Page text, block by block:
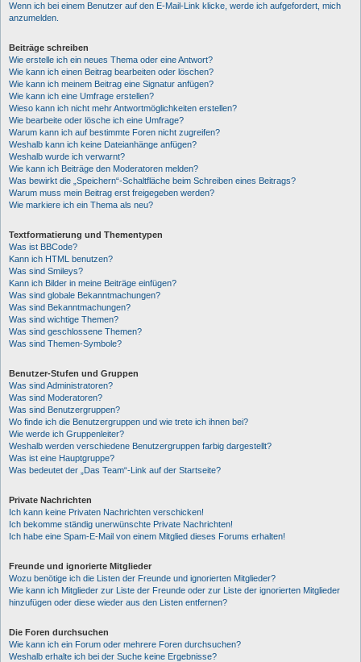
Wenn ich bei einem Benutzer auf den E-Mail-Link klicke, werde ich aufgefordert, mich
anzumelden.
Beiträge schreiben
Wie erstelle ich ein neues Thema oder eine Antwort?
Wie kann ich einen Beitrag bearbeiten oder löschen?
Wie kann ich meinem Beitrag eine Signatur anfügen?
Wie kann ich eine Umfrage erstellen?
Wieso kann ich nicht mehr Antwortmöglichkeiten erstellen?
Wie bearbeite oder lösche ich eine Umfrage?
Warum kann ich auf bestimmte Foren nicht zugreifen?
Weshalb kann ich keine Dateianhänge anfügen?
Weshalb wurde ich verwarnt?
Wie kann ich Beiträge den Moderatoren melden?
Was bewirkt die „Speichern“-Schaltfläche beim Schreiben eines Beitrags?
Warum muss mein Beitrag erst freigegeben werden?
Wie markiere ich ein Thema als neu?
Textformatierung und Thementypen
Was ist BBCode?
Kann ich HTML benutzen?
Was sind Smileys?
Kann ich Bilder in meine Beiträge einfügen?
Was sind globale Bekanntmachungen?
Was sind Bekanntmachungen?
Was sind wichtige Themen?
Was sind geschlossene Themen?
Was sind Themen-Symbole?
Benutzer-Stufen und Gruppen
Was sind Administratoren?
Was sind Moderatoren?
Was sind Benutzergruppen?
Wo finde ich die Benutzergruppen und wie trete ich ihnen bei?
Wie werde ich Gruppenleiter?
Weshalb werden verschiedene Benutzergruppen farbig dargestellt?
Was ist eine Hauptgruppe?
Was bedeutet der „Das Team“-Link auf der Startseite?
Private Nachrichten
Ich kann keine Privaten Nachrichten verschicken!
Ich bekomme ständig unerwünschte Private Nachrichten!
Ich habe eine Spam-E-Mail von einem Mitglied dieses Forums erhalten!
Freunde und ignorierte Mitglieder
Wozu benötige ich die Listen der Freunde und ignorierten Mitglieder?
Wie kann ich Mitglieder zur Liste der Freunde oder zur Liste der ignorierten Mitglieder
hinzufügen oder diese wieder aus den Listen entfernen?
Die Foren durchsuchen
Wie kann ich ein Forum oder mehrere Foren durchsuchen?
Weshalb erhalte ich bei der Suche keine Ergebnisse?